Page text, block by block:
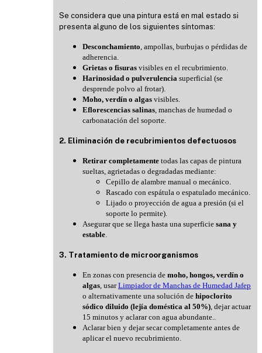
Se considera que una pintura está en mal estado si
presenta alguno de los siguientes síntomas:
Desconchamiento , ampollas, burbujas o pérdidas de
adherencia.
Grietas o fisuras visibles en el recubrimiento.
Harinosidad o pulverulencia superficial (se
desprende polvo al frotar).
Moho, verdín o algas visibles.
Eflorescencias salinas , manchas de humedad o
carbonatación del soporte.
2. Eliminación de recubrimientos defectuosos
Retirar completamente todas las capas de pintura
sueltas, agrietadas o degradadas mediante:
Cepillo de alambre manual o mecánico.
Rascado con espátula o espatulado mecánico.
Lijado o proyección de agua a presión (si el
soporte lo permite).
Asegurar que se llega hasta una superficie sana y
estable
3. Tratamiento de microorganismos
En zonas con presencia de moho, hongos, verdín o
algas , usarLimpiador de Manchas de Humedad Jafep
o alternativamente una solución de hipoclorito
sódico diluido (lejía doméstica al 50%) , dejar actuar
15 minutos y aclarar con agua abundante.
Aclarar bien y dejar secar completamente antes de
aplicar el nuevo recubrimiento.